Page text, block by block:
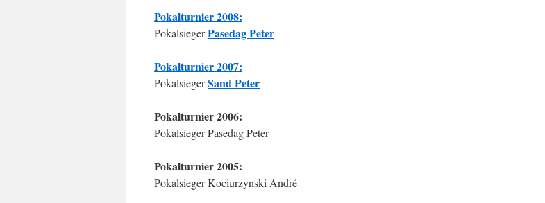
Pokalturnier 2008:
PokalsiegerPasedag Peter
Pokalturnier 2007:
PokalsiegerSand Peter
Pokalturnier 2006:
Pokalsieger Pasedag Peter
Pokalturnier 2005:
Pokalsieger Kociurzynski André